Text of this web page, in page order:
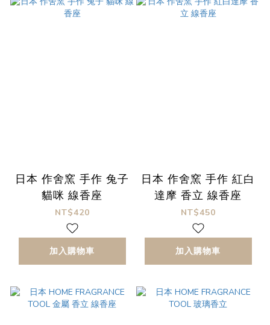
日本 作舍窯 手作 兔子
貓咪 線香座
NT$420
加入購物車
日本 作舍窯 手作 紅白
達摩 香立 線香座
NT$450
加入購物車